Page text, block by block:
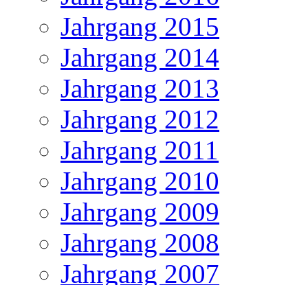
Jahrgang 2015
Jahrgang 2014
Jahrgang 2013
Jahrgang 2012
Jahrgang 2011
Jahrgang 2010
Jahrgang 2009
Jahrgang 2008
Jahrgang 2007